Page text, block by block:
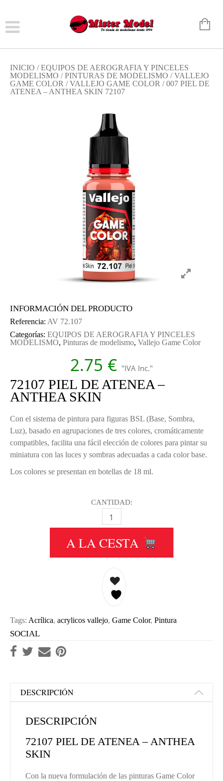
INICIO /EQUIPOS DE AEROGRAFIA Y PINCELES
MODELISMO /PINTURAS DE MODELISMO /VALLEJO
GAME COLOR /VALLEJO GAME COLOR / 007 PIEL DE
ATENEA – ANTHEA SKIN 72107
INFORMACIÓN DEL PRODUCTO
Referencia: AV 72.107
Categorías: EQUIPOS DE AEROGRAFIA Y PINCELES
MODELISMO, Pinturas de modelismo, Vallejo Game Color
2.75 € "IVA Inc."
72107 PIEL DE ATENEA –
ANTHEA SKIN
Con el sistema de pintura para figuras BSL (Base, Sombra,
Luz), basado en agrupaciones de tres colores, cromáticamente
compatibles, facilita una fácil elección de colores para pintar su
miniatura con las luces y sombras adecuadas a cada color base.
Los colores se presentan en botellas de 18 ml.
CANTIDAD:
007 PIEL DE ATENEA - ANTHEA
A LA CESTA
Tags: Acrílica, acrylicos vallejo, Game Color, Pintura
SOCIAL
DESCRIPCIÓN
DESCRIPCIÓN
72107 PIEL DE ATENEA – ANTHEA
SKIN
Con la nueva formulación de las pinturas Game Color